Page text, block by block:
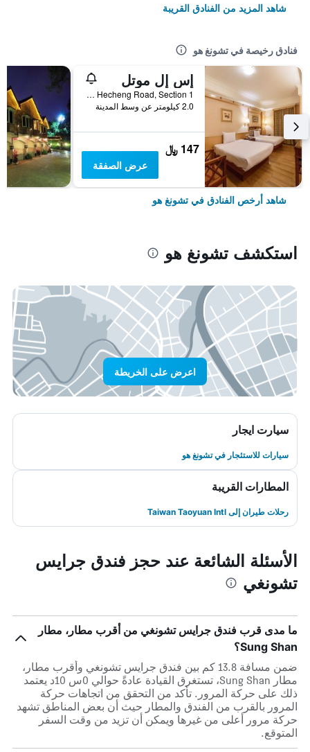
شاهد المزيد من الفنادق القريبة
فنادق رخيصة في تشونغ هو
إس إل موتل
No. 230 Hecheng Road, Section 1, تشونغ هو, تايوان
2.0 كيلومتر عن وسط المدينة
147 ﷼
عرض الصفقة
شاهد أرخص الفنادق في تشونغ هو
استكشف تشونغ هو
اعرض على الخريطة
سيارت ايجار
سيارات للاستئجار في تشونغ هو
المطارات القريبة
رحلات طيران إلى Taiwan Taoyuan Intl
الأسئلة الشائعة عند حجز فندق جرايس
تشونغي
ما مدى قرب فندق جرايس تشونغي من أقرب مطار، مطار
Sung Shan؟
ضمن مسافة 13.8 كم بين فندق جرايس تشونغي وأقرب مطار،
مطار Sung Shan، تستغرق القيادة عادةً حوالي 0س 10د يعتمد
ذلك على حركة المرور. تأكد من التحقق من اتجاهات حركة
المرور بالقرب من الفندق والمطار حيث أن بعض المناطق تشهد
حركة مرور أعلى من غيرها ويمكن أن تزيد من وقت السفر
المتوقع.